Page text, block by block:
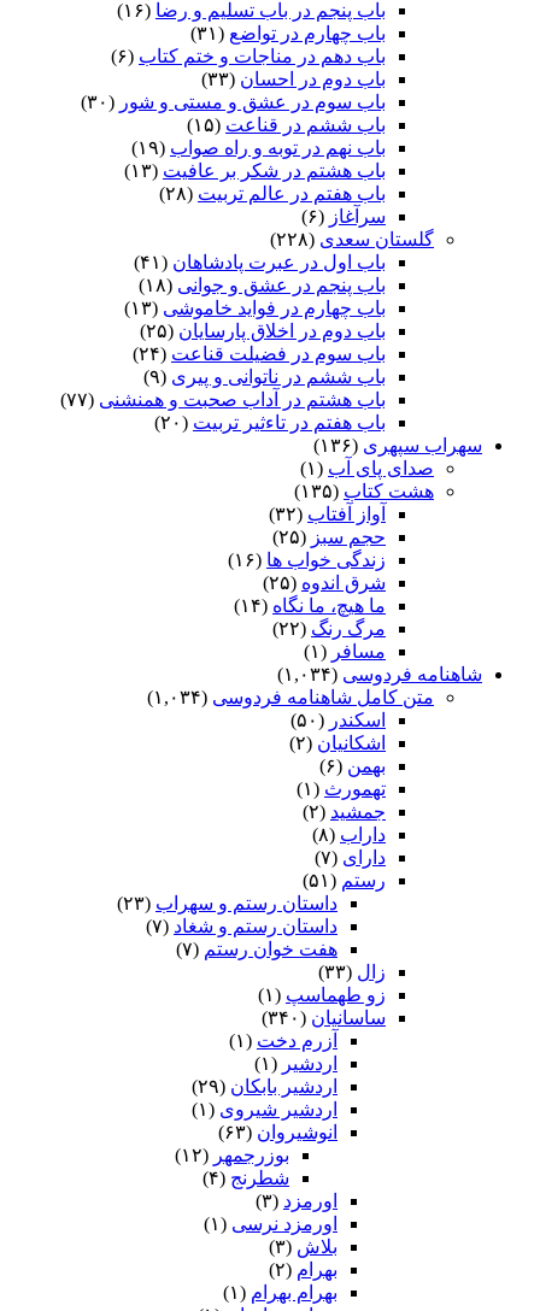
باب پنجم در باب تسلیم و رضا (۱۶)
باب چهارم در تواضع (۳۱)
باب دهم در مناجات و ختم کتاب (۶)
باب دوم در احسان (۳۳)
باب سوم در عشق و مستی و شور (۳۰)
باب ششم در قناعت (۱۵)
باب نهم در توبه و راه صواب (۱۹)
باب هشتم در شکر بر عافیت (۱۳)
باب هفتم در عالم تربیت (۲۸)
سرآغاز (۶)
گلستان سعدی (۲۲۸)
باب اول در عبرت پادشاهان (۴۱)
باب پنجم در عشق و جوانى (۱۸)
باب چهارم در فواید خاموشى (۱۳)
باب دوم در اخلاق پارسایان (۲۵)
باب سوم در فضیلت قناعت (۲۴)
باب ششم در ناتوانى و پیرى (۹)
باب هشتم در آداب صحبت و همنشنى (۷۷)
باب هفتم در تاءثیر تربیت (۲۰)
سهراب سپهری (۱۳۶)
صدای پای آب (۱)
هشت کتاب (۱۳۵)
آواز آفتاب (۳۲)
حجم سبز (۲۵)
زندگی خواب ها (۱۶)
شرق اندوه (۲۵)
ما هیچ، ما نگاه (۱۴)
مرگ رنگ (۲۲)
مسافر (۱)
شاهنامه فردوسی (۱,۰۳۴)
متن کامل شاهنامه فردوسی (۱,۰۳۴)
اسکندر (۵۰)
اشکانیان (۲)
بهمن (۶)
تهمورث (۱)
جمشید (۲)
داراب (۸)
دارای (۷)
رستم (۵۱)
داستان رستم و سهراب (۲۳)
داستان رستم و شغاد (۷)
هفت خوان رستم‏ (۷)
زال (۳۳)
زو طهماسپ‏ (۱)
ساسانیان (۳۴۰)
آزرم دخت (۱)
اردشیر (۱)
اردشیر بابکان (۲۹)
اردشیر شیروی (۱)
انوشیروان (۶۳)
بوزرجمهر (۱۲)
شطرنج (۴)
اورمزد (۳)
اورمزد نرسى‏ (۱)
بلاش (۳)
بهرام (۲)
بهرام بهرام (۱)